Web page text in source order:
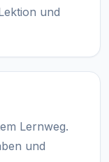
und
Lernweg.
und